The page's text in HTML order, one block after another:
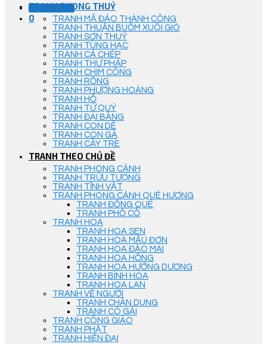
Góc Tư Vấn
0
TRANH PHONG THUỶ
TRANH MÃ ĐÁO THÀNH CÔNG
TRANH THUẬN BUỒM XUÔI GIÓ
TRANH SƠN THUỶ
TRANH TÙNG HẠC
TRANH CÁ CHÉP
TRANH THƯ PHÁP
TRANH CHIM CÔNG
TRANH RỒNG
TRANH PHƯỢNG HOÀNG
TRANH HỔ
TRANH TỨ QUÝ
TRANH ĐẠI BÀNG
TRANH CON DÊ
TRANH CON GÀ
TRANH CÂY TRE
TRANH THEO CHỦ ĐỀ
TRANH PHONG CẢNH
TRANH TRỪU TƯỢNG
TRANH TĨNH VẬT
TRANH PHONG CẢNH QUÊ HƯƠNG
TRANH ĐỒNG QUÊ
TRANH PHỐ CỔ
TRANH HOA
TRANH HOA SEN
TRANH HOA MẪU ĐƠN
TRANH HOA ĐÀO MAI
TRANH HOA HỒNG
TRANH HOA HƯỚNG DƯƠNG
TRANH BÌNH HOA
TRANH HOA LAN
TRANH VẼ NGƯỜI
TRANH CHÂN DUNG
TRANH CÔ GÁI
TRANH CÔNG GIÁO
TRANH PHẬT
TRANH HIỆN ĐẠI